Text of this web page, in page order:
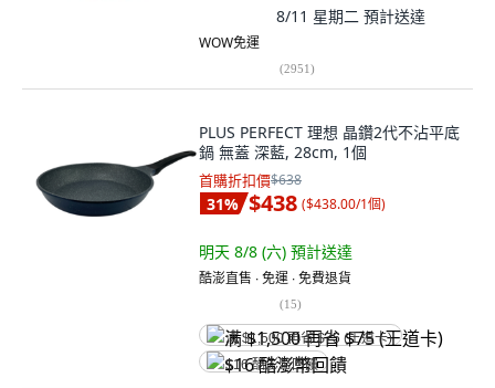
8/11 星期二 預計送達
WOW免運
(2951)
PLUS PERFECT 理想 晶鑽2代不沾平底
鍋 無蓋 深藍, 28cm, 1個
首購折扣價$638
31% $438 ($438.00/1個)
明天 8/8 (六) 預計送達
酷澎直售 ∙ 免運 ∙ 免費退貨
(15)
满 $1,500 再省 $75 (王道卡)
$16 酷澎幣回饋